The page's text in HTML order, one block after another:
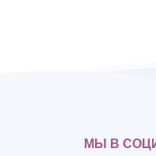
МЫ В